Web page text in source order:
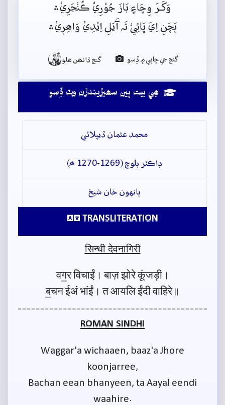
وَکَـرَ وِچَاءٍ بَازَ جُوْرِيْ ڪُنْجَرِيْ﮶
ٻَچَنِ اِيَ ڀَائِيْ تَہ آَيَلِ اِيْدِيْ وَاهِرٖيْ﮶
گنج جي ڇاپي ۾ ڏِسو گنج ڏانھن ھلو
ھِي بيت ٻين سھيڙيندڙن وٽ ڏِسو
محمد عثمان ڏيپلائي
ڊاڪٽر بلوچ (1269-1270 ھ)
ٻانهون خان شيخ
TRANSLITERATION
सिन्धी देवनागिरी
वग॒र विचाईं। बाज़ झोरे कूंजड़ी।
ब॒चन ईअं भांईं। त आयलि ईंदी वाहिरे॥
ROMAN SINDHI
Waggar'a wichaaen, baaz'a Jhore
koonjarree,
Bachan eean bhanyeen, ta Aayal eendi
waahire.